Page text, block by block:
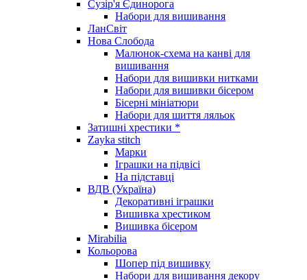
Сузір'я Єдинорога
Набори для вишивання
ЛанСвіт
Нова Слобода
Малюнок-схема на канві для
вишивання
Набори для вишивки нитками
Набори для вишивки бісером
Бісерні мініатюри
Набори для шиття ляльок
Затишні хрестики *
Zayka stitch
Марки
Іграшки на підвісі
На підставці
ВДВ (Україна)
Декоративні іграшки
Вишивка хрестиком
Вишивка бісером
Mirabilia
Кольорова
Шопер під вишивку
Набори для вишивання декору